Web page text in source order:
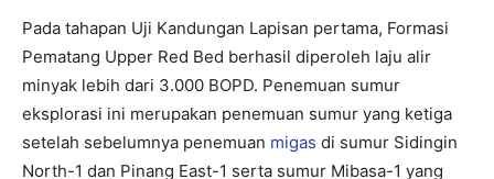
Pada tahapan Uji Kandungan Lapisan pertama, Formasi
Pematang Upper Red Bed berhasil diperoleh laju alir
minyak lebih dari 3.000 BOPD. Penemuan sumur
eksplorasi ini merupakan penemuan sumur yang ketiga
setelah sebelumnya penemuan migas di sumur Sidingin
North-1 dan Pinang East-1 serta sumur Mibasa-1 yang